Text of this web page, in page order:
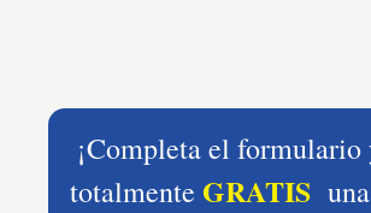
¡Completa el formulario
totalmente GRATISuna